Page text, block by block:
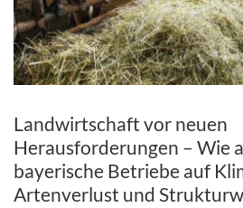
Landwirtschaft vor neuen
Herausforderungen – Wie
bayerische Betriebe auf
Artenverlust und